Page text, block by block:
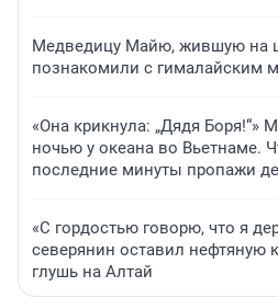
Медведицу Майю, жившую на
познакомили с гималайским
«Она крикнула: „Дядя Боря!“»
ночью у океана во Вьетнаме.
последние минуты пропажи
«С гордостью говорю, что я
северянин оставил нефтяную
глушь на Алтай